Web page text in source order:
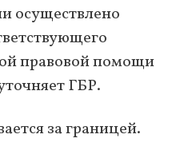
осуществлено
правовой помощи
ГБР.
за границей.